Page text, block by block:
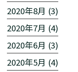
2020年8月 (3)
2020年7月 (4)
2020年6月 (3)
2020年5月 (4)